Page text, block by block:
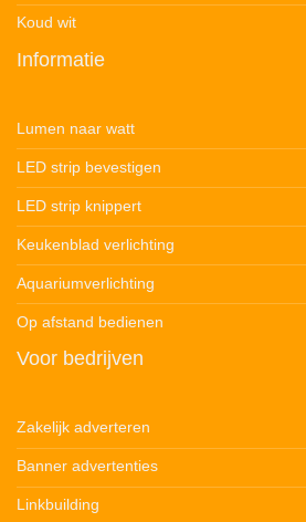
Koud wit
Informatie
Lumen naar watt
LED strip bevestigen
LED strip knippert
Keukenblad verlichting
Aquariumverlichting
Op afstand bedienen
Voor bedrijven
Zakelijk adverteren
Banner advertenties
Linkbuilding